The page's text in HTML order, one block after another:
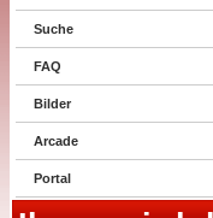
Suche
FAQ
Bilder
Arcade
Portal